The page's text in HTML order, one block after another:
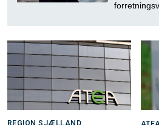
REGION SJÆLLAND